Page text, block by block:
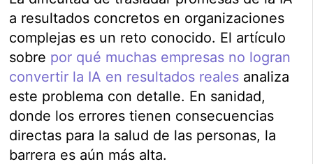
a resultados concretos en organizaciones
complejas es un reto conocido. El artículo
sobre por qué muchas empresas no logran
convertir la IA en resultados reales analiza
este problema con detalle. En sanidad,
donde los errores tienen consecuencias
directas para la salud de las personas, la
barrera es aún más alta.